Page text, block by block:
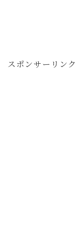
スポンサーリンク